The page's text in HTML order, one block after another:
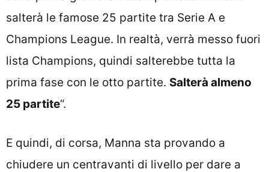
salterà le famose 25 partite tra Serie A e
Champions League. In realtà, verrà messo fuori
lista Champions, quindi salterebbe tutta la
prima fase con le otto partite. Salterà almeno
25 partite“.
E quindi, di corsa, Manna sta provando a
chiudere un centravanti di livello per dare a